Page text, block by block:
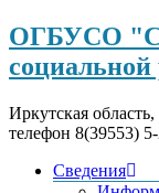
ОГБУСО
Иркутская
телефон 8(39553)
Сведения